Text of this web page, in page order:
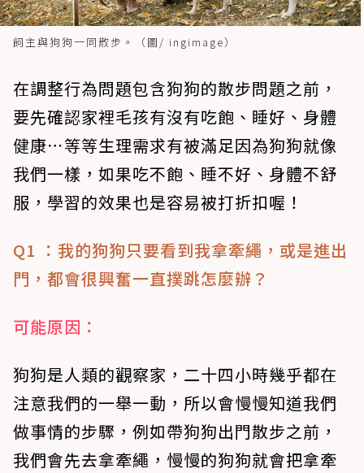
飼主與狗狗一同散步。（圖/ ingimage）
在調整行為問題包含狗狗的散步問題之前，
要先確認家裡毛孩有沒有吃飽、睡好、身體
健康⋯等等生理需求有被滿足因為狗狗就像
我們一樣，如果吃不飽、睡不好、身體不舒
服，學習的效果也是容易被打折扣喔！
Q1 ：我的狗狗只要看到我拿牽繩，或是進出
門，都會很興奮一直撲跳怎麼辦？
可能原因：
狗狗是人類的觀察家，二十四小時幾乎都在
注意我們的一舉一動，所以會慢慢知道我們
做事情的步驟，例如帶狗狗出門散步之前，
我們會先去拿牽繩，慢慢的狗狗就會把拿牽